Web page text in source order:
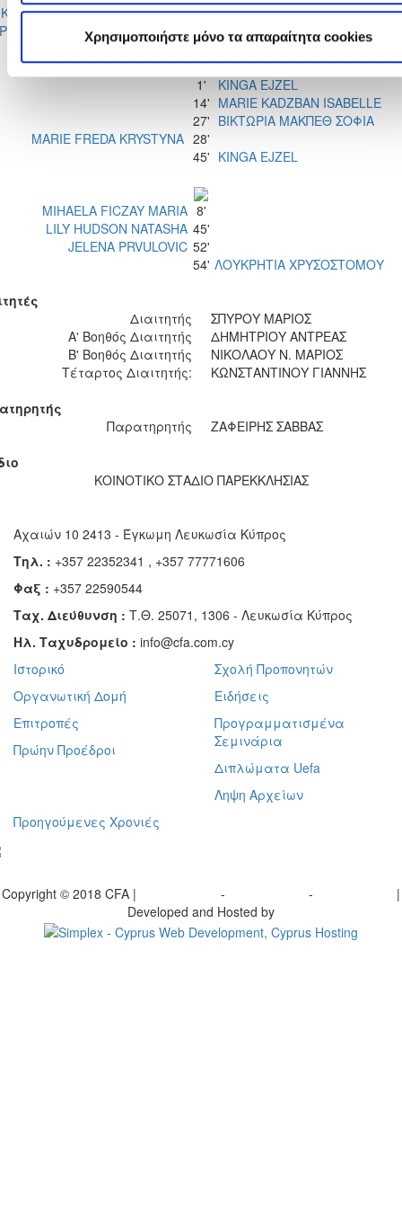
Χρησιμοποιήστε μόνο τα απαραίτητα cookies
LILY HUDSON
NATASHA
1'
KINGA EJZEL
14' MARIE KADZBAN ISABELLE
27' ΒΙΚΤΩΡΙΑ ΜΑΚΠΕΘ ΣΟΦΙΑ
MARIE FREDA KRYSTYNA 28'
45' KINGA EJZEL
MIHAELA FICZAY MARIA 8'
LILY HUDSON NATASHA 45'
JELENA PRVULOVIC 52'
54' ΛΟΥΚΡΗΤΙΑ ΧΡΥΣΟΣΤΟΜΟΥ
Διαιτητής
ΣΠΥΡΟΥ ΜΑΡΙΟΣ
Α' Βοηθός Διαιτητής
ΔΗΜΗΤΡΙΟΥ ΑΝΤΡΕΑΣ
Β' Βοηθός Διαιτητής
ΝΙΚΟΛΑΟΥ Ν. ΜΑΡΙΟΣ
Τέταρτος Διαιτητής:
ΚΩΝΣΤΑΝΤΙΝΟΥ ΓΙΑΝΝΗΣ
Παρατηρητής
ΖΑΦΕΙΡΗΣ ΣΑΒΒΑΣ
ΚΟΙΝΟΤΙΚΟ ΣΤΑΔΙΟ ΠΑΡΕΚKΛΗΣΙΑΣ
Αχαιών 10 2413 - Έγκωμη Λευκωσία Κύπρος
Τηλ. : +357 22352341 , +357 77771606
Φαξ : +357 22590544
Ταχ. Διεύθυνση : Τ.Θ. 25071, 1306 - Λευκωσία Κύπρος
Ηλ. Ταχυδρομείο : info@cfa.com.cy
Ιστορικό
Οργανωτική Δομή
Επιτροπές
Πρώην Προέδροι
Σχολή Προπονητών
Ειδήσεις
Προγραμματισμένα
Σεμινάρια
Διπλώματα Uefa
Ληψη Αρχείων
Προηγούμενες Χρονιές
Copyright © 2018 CFA | - -
|
Developed and Hosted by